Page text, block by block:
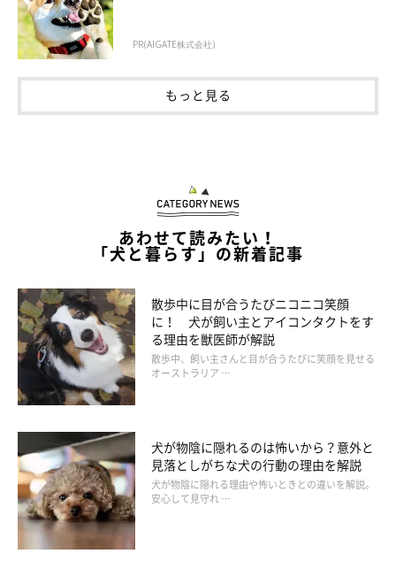
いぬのきもち投稿写真ギャラリー
関節は正常に動いているか、左右のバランスがとれているかをよ
く確認しましょう。
たときに異変が見つかることもあるので、あらゆる角度から動画
を撮影しておくと、動物病院での受診時にも役立ちます。
PR(AIGATE株式会社)
もっと見る
あわせて読みたい！
「犬と暮らす」の新着記事
散歩中に目が合うたびニコニコ笑顔
に！ 犬が飼い主とアイコンタクトをす
る理由を獣医師が解説
散歩中、飼い主さんと目が合うたびに笑顔を見せる
オーストラリア …
犬が物陰に隠れるのは怖いから？意外と
見落としがちな犬の行動の理由を解説
犬が物陰に隠れる理由や怖いときとの違いを解説。
安心して見守れ …